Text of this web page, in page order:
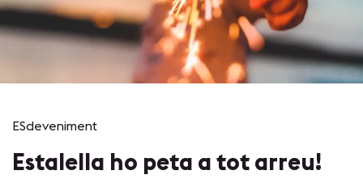
ESdeveniment
Estalella ho peta a tot arreu!